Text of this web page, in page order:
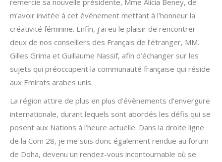
remercie sa nouvelle présidente, Mme Alicia Beney, de
m’avoir invitée à cet événement mettant à l’honneur la
créativité féminine. Enfin, j’ai eu le plaisir de rencontrer
deux de nos conseillers des Français de l’étranger, MM.
Gilles Grima et Guillaume Nassif, afin d’échanger sur les
sujets qui préoccupent la communauté française qui réside
aux Emirats arabes unis.
La région attire de plus en plus d’évènements d’envergure
internationale, durant lequels sont abordés les défis qui se
posent aux Nations à l’heure actuelle. Dans la droite ligne
de la Com 28, je me suis donc également rendue au forum
de Doha, devenu un rendez-vous incontournable où se